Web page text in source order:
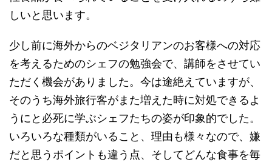
しいと思います。
少し前に海外からのベジタリアンのお客様への対応
を考えるためのシェフの勉強会で、講師をさせてい
ただく機会がありました。今は途絶えていますが、
そのうち海外旅行客がまた増えた時に対処できるよ
うにと必死に学ぶシェフたちの姿が印象的でした。
いろいろな種類がいること、理由も様々なので、嫌
だと思うポイントも違う点、そしてどんな食事を毎